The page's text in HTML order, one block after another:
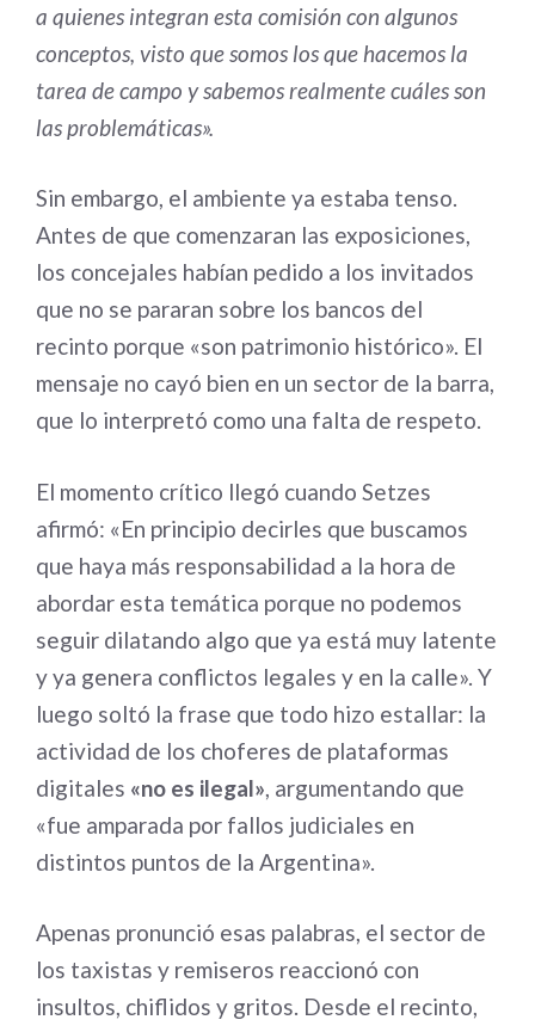
a quienes integran esta comisión con algunos
conceptos, visto que somos los que hacemos la
tarea de campo y sabemos realmente cuáles son
las problemáticas».
Sin embargo, el ambiente ya estaba tenso.
Antes de que comenzaran las exposiciones,
los concejales habían pedido a los invitados
que no se pararan sobre los bancos del
recinto porque «son patrimonio histórico». El
mensaje no cayó bien en un sector de la barra,
que lo interpretó como una falta de respeto.
El momento crítico llegó cuando Setzes
afirmó: «En principio decirles que buscamos
que haya más responsabilidad a la hora de
abordar esta temática porque no podemos
seguir dilatando algo que ya está muy latente
y ya genera conflictos legales y en la calle». Y
luego soltó la frase que todo hizo estallar: la
actividad de los choferes de plataformas
digitales «no es ilegal» , argumentando que
«fue amparada por fallos judiciales en
distintos puntos de la Argentina».
Apenas pronunció esas palabras, el sector de
los taxistas y remiseros reaccionó con
insultos, chiflidos y gritos. Desde el recinto,